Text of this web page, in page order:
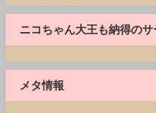
ニコちゃん大王も納得のサ
メタ情報